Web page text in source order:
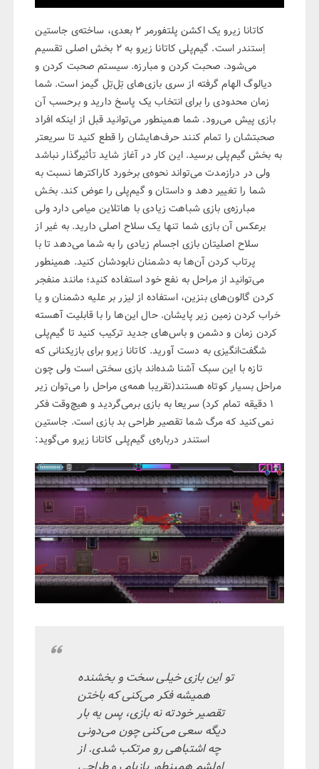
کاتانا زیرو یک اکشن پلتفورمر ۲ بعدی، ساخته‌ی جاستین
اِستندر است. گیم‌پلی کاتانا زیرو به ۲ بخش اصلی تقسیم
می‌شود. صحبت کردن و مبارزه. سیستم صحبت کردن و
دیالوگ الهام گرفته از سری بازی‌های تِل‌تِل گیمز است. شما
زمان محدودی را برای انتخاب یک پاسخ دارید و برحسب آن
بازی پیش می‌رود. شما همینطور می‌توانید قبل از اینکه افراد
صحبتشان را تمام کنند حرف‌هایشان را قطع کنید تا سریعتر
به بخش گیم‌پلی برسید. این کار در آغاز شاید تأثیرگذار نباشد
ولی در درازمدت می‌تواند نحوه‌ی برخورد کاراکتر‌ها نسبت به
شما را تغییر دهد و داستان و گیم‌پلی را عوض کند. بخش
مبارزه‌ی بازی شباهت زیادی با هاتلاین میامی دارد ولی
برعکس آن بازی شما تنها یک سلاح اصلی دارید. به غیر از
سلاح اصلیتان بازی اجسام زیادی را به شما می‌دهد تا با
پرتاب کردن آن‌ها به دشمنان نابودشان کنید. همینطور
می‌توانید از مراحل به نفع خود استفاده کنید؛ مانند منفجر
کردن گالون‌های بنزین، استفاده از لیزر بر علیه دشمنان و یا
خراب کردن زمین زیر پایشان. حال این‌ها را با قابلیت آهسته
کردن زمان و دشمن و باس‌های جدید ترکیب کنید تا گیم‌پلی
شگفت‌انگیزی به دست آورید. کاتانا زیرو برای بازیکنانی که
تازه با این سبک آشنا شده‌اند بازی سختی است ولی چون
مراحل بسیار کوتاه هستند(تقریبا همه‌ی مراحل را می‌توان زیر
۱ دقیقه تمام کرد) سریعا به بازی برمی‌گردید و هیچ‌وقت فکر
نمی‌کنید که مرگ شما تقصیر طراحی بد بازی است. جاستین
استندر درباره‌ی گیم‌پلی کاتانا زیرو می‌گوید:
تو این بازی خیلی سخت و بخشنده
همیشه فکر می‌کنی که باختن
تقصیر خودته نه بازی، پس یه بار
دیگه سعی می‌کنی چون می‌دونی
چه اشتباهی رو مرتکب شدی. از